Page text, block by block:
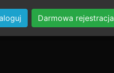
Darmowa rejestracja